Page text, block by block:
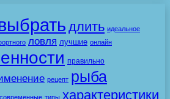
длить идеальное
ловля лучшие онлайн
правильно
рецепт рыба
современные типы характеристики